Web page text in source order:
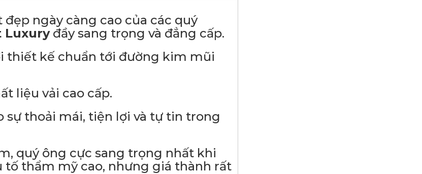
ngày càng cao của các quý
Luxuryđầy sang trọng và đẳng cấp.
đường kim mũi
cấp.
lợi và tự tin trong
ông cực sang trọng nhất khi
tố thẩm mỹ cao, nhưng giá thành rất